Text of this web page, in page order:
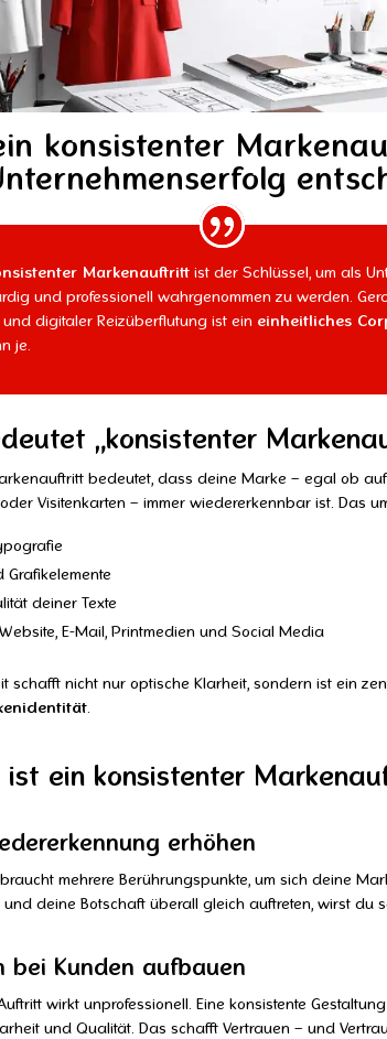
konsistenter
Markenauftrittist der Schlüssel, um als
und professionell wahrgenommen zu werden.
digitaler Reizüberflutung ist ein einheitliches
je.
„konsistenter
bedeutet, dass deine Marke – egal ob
Visitenkarten – immer wiedererkennbar ist. Das
Grafikelemente
deiner Texte
E-Mail, Printmedien und Social Media
schafft nicht nur optische Klarheit, sondern ist ein
.
ist ein konsistenter
erhöhen
mehrere Berührungspunkte, um sich deine
und deine Botschaft überall gleich auftreten, wirst du
bei Kunden aufbauen
wirkt unprofessionell. Eine konsistente
und Qualität. Das schafft Vertrauen – und